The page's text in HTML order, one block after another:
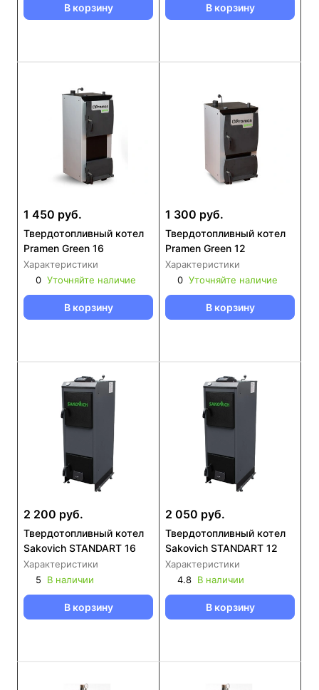
В корзину В корзину
1 450 руб.
Твердотопливный котел
Pramen Green 16
Характеристики
0 Уточняйте наличие
В корзину
1 300 руб.
Твердотопливный котел
Pramen Green 12
Характеристики
0 Уточняйте наличие
В корзину
2 200 руб.
Твердотопливный котел
Sakovich STANDART 16
Характеристики
5
В наличии
В корзину
2 050 руб.
Твердотопливный котел
Sakovich STANDART 12
Характеристики
4.8 В наличии
В корзину